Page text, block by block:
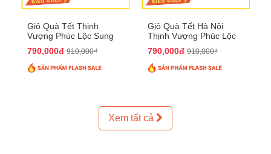
Giỏ Quà Tết Thịnh
Vượng Phúc Lộc Sung
790,000đ 910,000₫
Giỏ Quà Tết Hà Nội
Thịnh Vượng Phúc Lộc
790,000đ 910,000₫
Xem tất cả